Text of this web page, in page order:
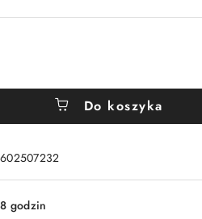
Do koszyka
godzin